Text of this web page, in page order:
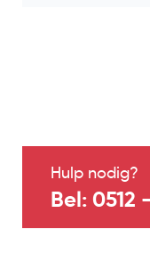
Hulp nodig?
Bel: 0512